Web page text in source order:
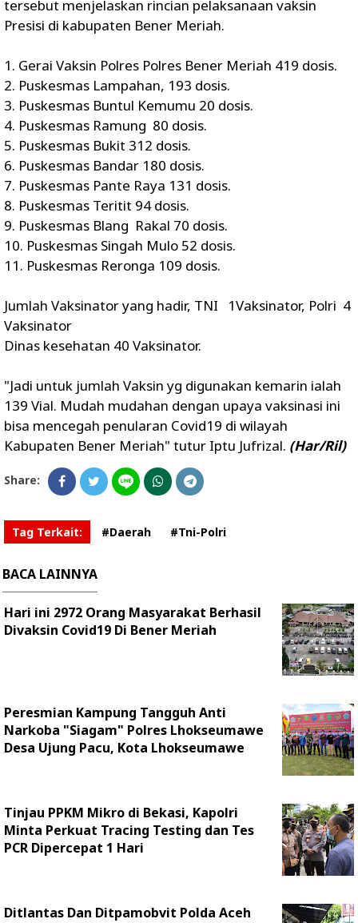
tersebut menjelaskan rincian pelaksanaan vaksin
Presisi di kabupaten Bener Meriah.
1. Gerai Vaksin Polres Polres Bener Meriah 419 dosis.
2. Puskesmas Lampahan, 193 dosis.
3. Puskesmas Buntul Kemumu 20 dosis.
4. Puskesmas Ramung 80 dosis.
5. Puskesmas Bukit 312 dosis.
6. Puskesmas Bandar 180 dosis.
7. Puskesmas Pante Raya 131 dosis.
8. Puskesmas Teritit 94 dosis.
9. Puskesmas Blang Rakal 70 dosis.
10. Puskesmas Singah Mulo 52 dosis.
11. Puskesmas Reronga 109 dosis.
Jumlah Vaksinator yang hadir, TNI 1Vaksinator, Polri 4
Vaksinator
Dinas kesehatan 40 Vaksinator.
"Jadi untuk jumlah Vaksin yg digunakan kemarin ialah
139 Vial. Mudah mudahan dengan upaya vaksinasi ini
bisa mencegah penularan Covid19 di wilayah
Kabupaten Bener Meriah" tutur Iptu Jufrizal. (Har/Ril)
Share:
Tag Terkait: #Daerah #Tni-Polri
BACA LAINNYA
Hari ini 2972 Orang Masyarakat Berhasil
Divaksin Covid19 Di Bener Meriah
Peresmian Kampung Tangguh Anti
Narkoba "Siagam" Polres Lhokseumawe
Desa Ujung Pacu, Kota Lhokseumawe
Tinjau PPKM Mikro di Bekasi, Kapolri
Minta Perkuat Tracing Testing dan Tes
PCR Dipercepat 1 Hari
Ditlantas Dan Ditpamobvit Polda Aceh